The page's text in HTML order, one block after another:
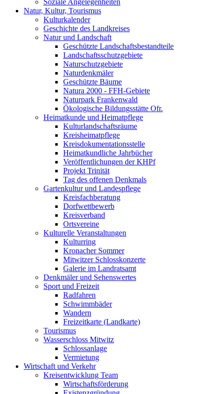
Soziale Angelegenheiten
Natur, Kultur, Tourismus
Kulturkalender
Geschichte des Landkreises
Natur und Landschaft
Geschützte Landschaftsbestandteile
Landschaftsschutzgebiete
Naturschutzgebiete
Naturdenkmäler
Geschützte Bäume
Natura 2000 - FFH-Gebiete
Naturpark Frankenwald
Ökologische Bildungsstätte Ofr.
Heimatkunde und Heimatpflege
Kulturlandschaftsräume
Kreisheimatpflege
Kreisdokumentationsstelle
Heimatkundliche Jahrbücher
Veröffentlichungen der KHPf
Projekt Trinität
Tag des offenen Denkmals
Gartenkultur und Landespflege
Kreisfachberatung
Dorfwettbewerb
Kreisverband
Ortsvereine
Kulturelle Veranstaltungen
Kulturring
Kronacher Sommer
Mitwitzer Schlosskonzerte
Galerie im Landratsamt
Denkmäler und Sehenswertes
Sport und Freizeit
Radfahren
Schwimmbäder
Wandern
Freizeitkarte (Landkarte)
Tourismus
Wasserschloss Mitwitz
Schlossanlage
Vermietung
Wirtschaft und Verkehr
Kreisentwicklung Team
Wirtschaftsförderung